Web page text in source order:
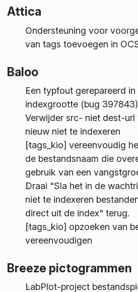
Attica
Ondersteuning voor
van tags toevoegen in
Baloo
Een typfout gerepareerd
indexgrootte (bug 397843)
Verwijder src- niet dest-url
nieuw niet te indexeren
[tags_kio] vereenvoudig
de bestandsnaam die
gebruik van een
Draai "Sla het in de
niet te indexeren
direct uit de index" terug.
[tags_kio] opzoeken van
vereenvoudigen
Breeze pictogrammen
LabPlot-project